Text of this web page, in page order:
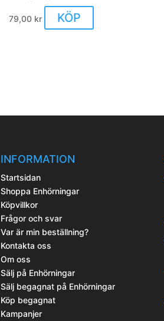
79,00 kr KÖP
INFORMATION
Startsidan
Shoppa Enhörningar
Köpvillkor
Frågor och svar
Var är min beställning?
Kontakta oss
Om oss
Sälj på Enhörningar
Sälj begagnat på Enhörningar
Köp begagnat
Kampanjer